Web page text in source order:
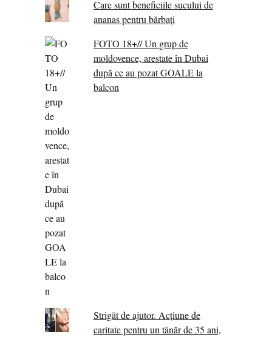
Care sunt beneficiile sucului de
ananas pentru bărbați
FOTO 18+// Un grup de
moldovence, arestate în Dubai
după ce au pozat GOALE la
balcon
Strigăt de ajutor. Acțiune de
caritate pentru un tânăr de 35 ani,